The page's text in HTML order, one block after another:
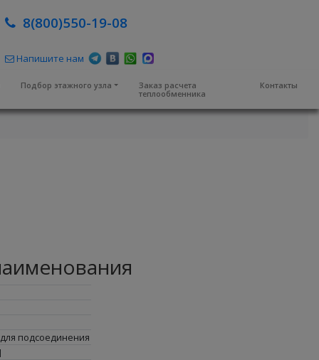
8(800)550-19-08
Напишите нам
Подбор этажного узла
Заказ расчета
теплообменника
Контакты
подсоединения